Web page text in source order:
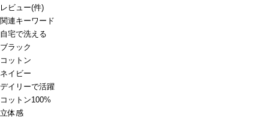
レビュー(件)
関連キーワード
自宅で洗える
ブラック
コットン
ネイビー
デイリーで活躍
コットン100%
立体感